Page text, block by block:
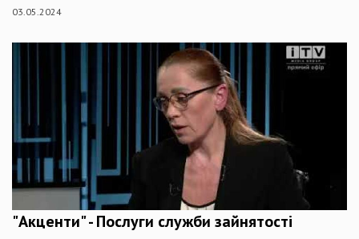
03.05.2024
"Акценти" - Послуги служби зайнятості